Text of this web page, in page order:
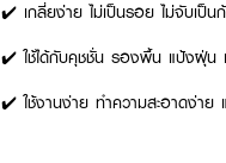
✔️ เกลี่ยง่าย ไม่เป็นรอย ไม่จับเป็น
✔️ ใช้ได้กับคุชชั่น รองพื้น แป้งฝุ่น
✔️ ใช้งานง่าย ทำความสะอาดง่าย